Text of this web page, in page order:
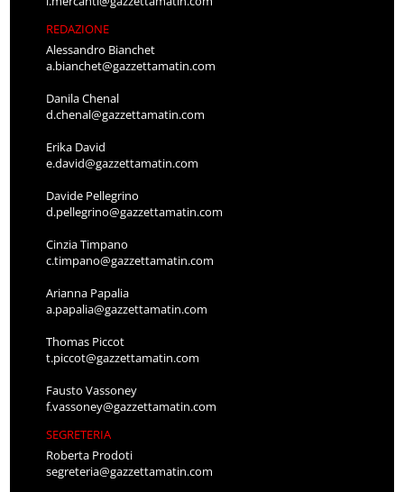
REDAZIONE
Alessandro Bianchet
a.bianchet@gazzettamatin.com
Danila Chenal
d.chenal@gazzettamatin.com
Erika David
e.david@gazzettamatin.com
Davide Pellegrino
d.pellegrino@gazzettamatin.com
Cinzia Timpano
c.timpano@gazzettamatin.com
Arianna Papalia
a.papalia@gazzettamatin.com
Thomas Piccot
t.piccot@gazzettamatin.com
Fausto Vassoney
f.vassoney@gazzettamatin.com
SEGRETERIA
Roberta Prodoti
segreteria@gazzettamatin.com